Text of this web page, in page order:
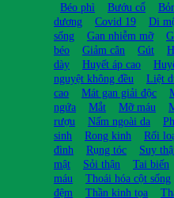
Béo phì Bướu cổ
dương
Covid 19 Di
sống
Gan nhiễm mỡ
béo
Giảm cân Gút
dày
Huyết áp cao
nguyệt không đều
Liệt
cao
Mát gan giải độc
ngứa
Mắt Mỡ máu
rượu
Nấm ngoài da
sinh
Rong kinh Rối
đình
Rụng tóc Suy
mật
Sỏi thận Tai biến
máu
Thoái hóa cột sống
đệm
Thần kinh tọa